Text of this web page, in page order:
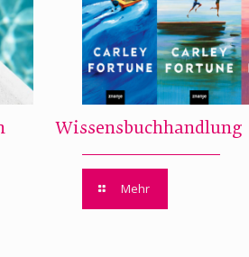
Wissensbuchhandlung
Mehr